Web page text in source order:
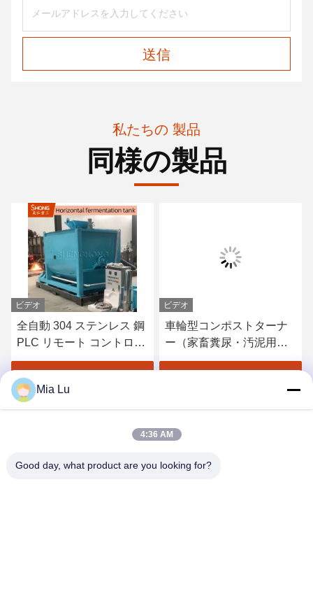
送信
私たちの 製品
同様の製品
ビデオ
全自動 304 ステンレス 鋼
PLC リモート コントロー
ル 発酵 有機肥料 生産のた
めの堆肥 設備
最もよい価格を得なさい
ビデオ
車輪型コンポストターナ
ー（家畜糞尿・汚泥用） -
産業発酵ソリューション
Mia Lu
4:36 AM
Good day, what product are you looking for?